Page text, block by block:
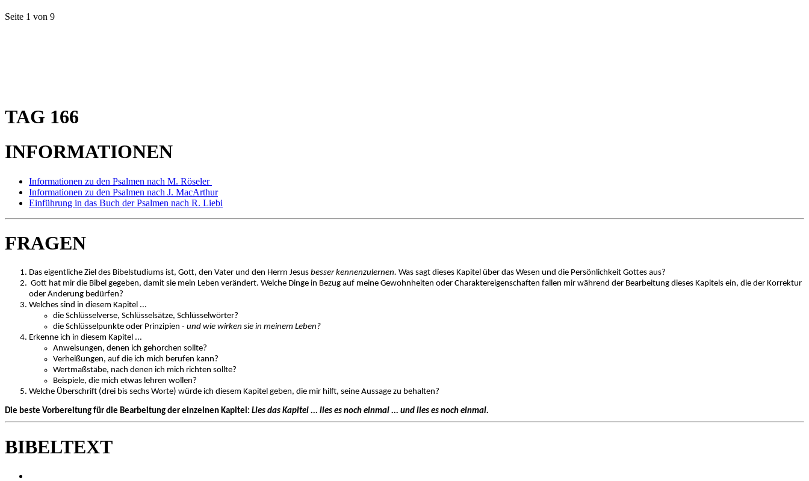
Seite 1 von 9
TAG 166
INFORMATIONEN
Informationen zu den Psalmen nach M. Röseler
Informationen zu den Psalmen nach J. MacArthur
Einführung in das Buch der Psalmen nach R. Liebi
FRAGEN
Das eigentliche Ziel des Bibelstudiums ist, Gott, den Vater und den Herrn Jesus besser kennenzulernen. Was sagt dieses Kapitel über das Wesen und die Persönlichkeit Gottes aus?
Gott hat mir die Bibel gegeben, damit sie mein Leben verändert. Welche Dinge in Bezug auf meine Gewohnheiten oder Charaktereigenschaften fallen mir während der Bearbeitung dieses Kapitels ein, die der Korrektur
oder Änderung bedürfen?
Welches sind in diesem Kapitel ...
die Schlüsselverse, Schlüsselsätze, Schlüsselwörter?
die Schlüsselpunkte oder Prinzipien - und wie wirken sie in meinem Leben?
Erkenne ich in diesem Kapitel ...
Anweisungen, denen ich gehorchen sollte?
Verheißungen, auf die ich mich berufen kann?
Wertmaßstäbe, nach denen ich mich richten sollte?
Beispiele, die mich etwas lehren wollen?
Welche Überschrift (drei bis sechs Worte) würde ich diesem Kapitel geben, die mir hilft, seine Aussage zu behalten?
Die beste Vorbereitung für die Bearbeitung der einzelnen Kapitel: Lies das Kapitel ... lies es noch einmal ... und lies es noch einmal.
BIBELTEXT